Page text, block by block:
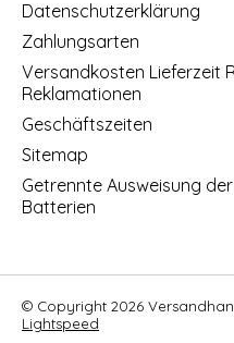
Datenschutzerklärung
Zahlungsarten
Versandkosten Lieferzeit
Reklamationen
Geschäftszeiten
Sitemap
Getrennte Ausweisung
Batterien
© Copyright 2026
Lightspeed